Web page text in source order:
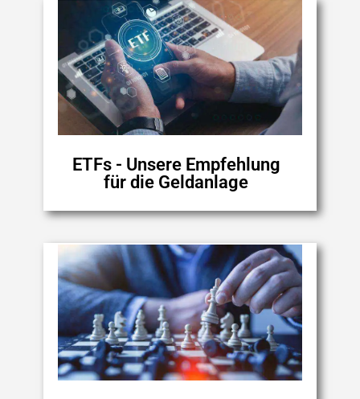
ETFs - Unsere Empfehlung
für die Geldanlage